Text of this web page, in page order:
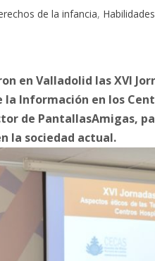
de la infancia,
en Valladolid las XVI
Información en los
de PantallasAmigas,
la sociedad actual.